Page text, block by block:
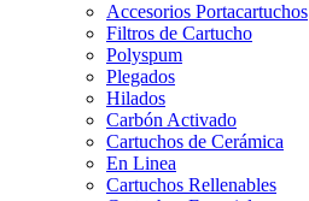
Accesorios Portacartuchos
Filtros de Cartucho
Polyspum
Plegados
Hilados
Carbón Activado
Cartuchos de Cerámica
En Linea
Cartuchos Rellenables